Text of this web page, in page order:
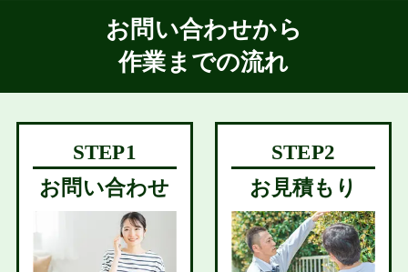
お問い合わせから
作業までの流れ
お問い合わせ お見積もり